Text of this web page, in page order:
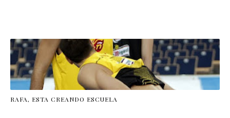
RAFA, ESTA CREANDO ESCUELA